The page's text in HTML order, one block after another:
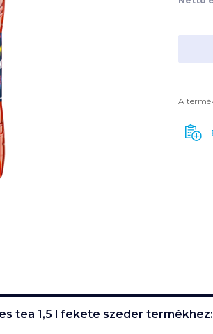
A
tea 1,5 l fekete szeder termékhez: